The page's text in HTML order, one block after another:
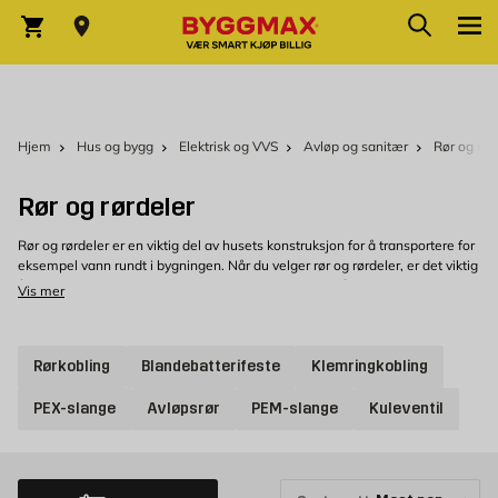
Varekurv Søk
Hjem Hus og bygg Elektrisk og VVS Avløp og sanitær Rør og
Rør og rørdeler
Rør og rørdeler er en viktig del av husets konstruksjon for å transportere for
eksempel vann rundt i bygningen. Når du velger rør og rørdeler, er det viktig
å ta hensyn til materiale, størrelse og installasjon for å sikre at de fungerer
Materialvalget for rør og rørdeler er avgjørende for levetid og
Plastmaterialer som PEX, PVC og ABS har blitt stadig mer populære på
Vis mer
Rørkobling Blandebatterifeste Klemringkobling
PEX-slange Avløpsrør PEM-slange Kuleventil